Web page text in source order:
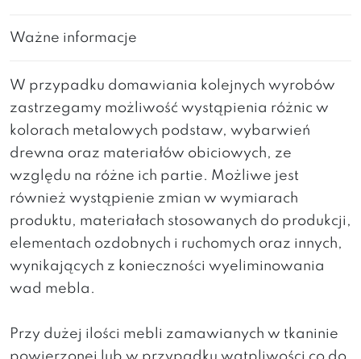
Ważne informacje
W przypadku domawiania kolejnych wyrobów
zastrzegamy możliwość wystąpienia różnic w
kolorach metalowych podstaw, wybarwień
drewna oraz materiałów obiciowych, ze
względu na różne ich partie. Możliwe jest
również wystąpienie zmian w wymiarach
produktu, materiałach stosowanych do produkcji,
elementach ozdobnych i ruchomych oraz innych,
wynikających z konieczności wyeliminowania
wad mebla.
Przy dużej ilości mebli zamawianych w tkaninie